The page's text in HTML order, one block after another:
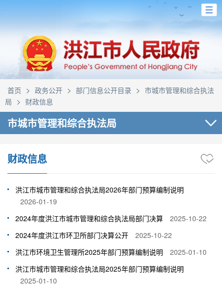
首页 > 政务公开 > 部门信息公开目录 > 市城市管理和综合执法
局 > 财政信息
市城市管理和综合执法局
财政信息
洪江市城市管理和综合执法局2026年部门预算编制说明
2026-01-19
2024年度洪江市城市管理和综合执法局部门决算
2025-10-22
2024年度洪江市环卫所部门决算公开
2025-10-22
洪江市环境卫生管理所2025年部门预算编制说明
2025-01-10
洪江市城市管理和综合执法局2025年部门预算编制说明
2025-01-10